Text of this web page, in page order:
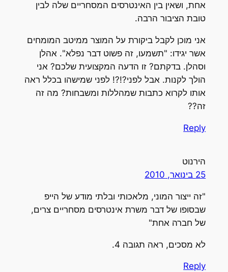
אחת, ושאין בין האינטרסים המסחריים שלה לבין
טובת הציבור הרבה.
אני מוכן לקבל ביקורת על המוצר ממיטב המומחים
אשר יגידו: "תשמעו, זה פשוט דבר נפלא". אהלן
וסהלן. בדקתם? זו הדעה המקצועית שלכם? אני
הולך לקנות. אבל לפני?!?! לפני שמישהו בכלל ראה
אותו לקרוא כתבות שמהללות ומשבחות? מה זה
זה??
Reply
הירנוט
25 בינואר, 2010
"זה ייצור המוני, מלאכותי ובלתי מודע של הייפ
שבסופו של דבר משרת אינטרסים מסחריים צרים,
של חברה אחת"
לא מסכים, ראה תגובה 4.
Reply